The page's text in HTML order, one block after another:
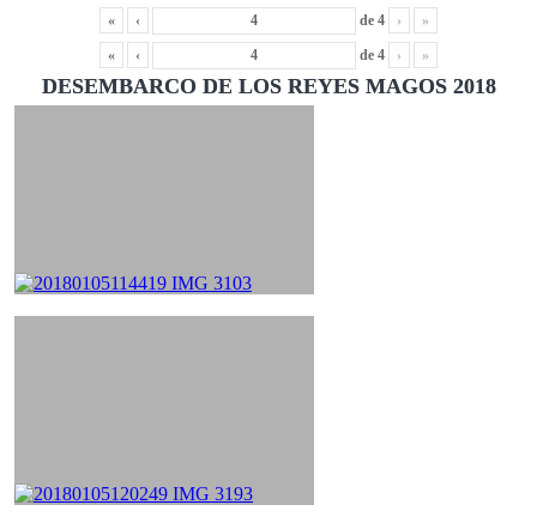
« ‹ de 4 › »
« ‹ de 4 › »
DESEMBARCO DE LOS REYES MAGOS 2018